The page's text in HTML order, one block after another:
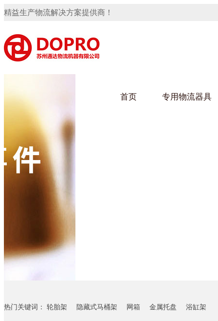
精益生产物流解决方案提供商！
首页 专用物流器具
91免费观看视频架
变速箱托盘
发动机料架
仪表盘料架
手推车
气瓶料架
隐藏式马桶水箱支架
汽车行业
卫浴行业
热门关键词： 轮胎架 隐藏式马桶架 网箱 金属托盘 浴缸架